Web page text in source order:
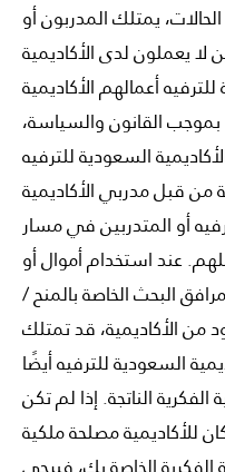
يمتلك المدربون أو
لا يعملون لدى الأكاديمية
أعمالهم الأكاديمية
بموجب القانون والسياسة،
السعودية للترفيه
من قبل مدربي الأكاديمية
أو المتدربين في مسار
عند استخدام أموال أو
البحث الخاصة بالمنح /
من الأكاديمية، قد تمتلك
السعودية للترفيه أيضًا
الفكرية الناتجة. إذا لم تكن
للأكاديمية مصلحة ملكية